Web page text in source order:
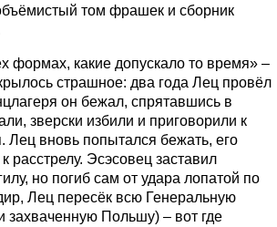
том фрашек и сборник
формах, какие допускало то время» –
страшное: два года Лец провёл
он бежал, спрятавшись в
зверски избили и приговорили к
Лец вновь попытался бежать, его
расстрелу. Эсэсовец заставил
но погиб сам от удара лопатой по
Лец пересёк всю Генеральную
захваченную Польшу) – вот где